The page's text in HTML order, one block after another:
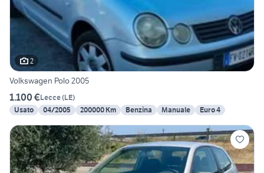
2
Volkswagen Polo 2005
1.100 €Lecce(LE)
Usato
04/2005 200000 Km Benzina Manuale Euro 4